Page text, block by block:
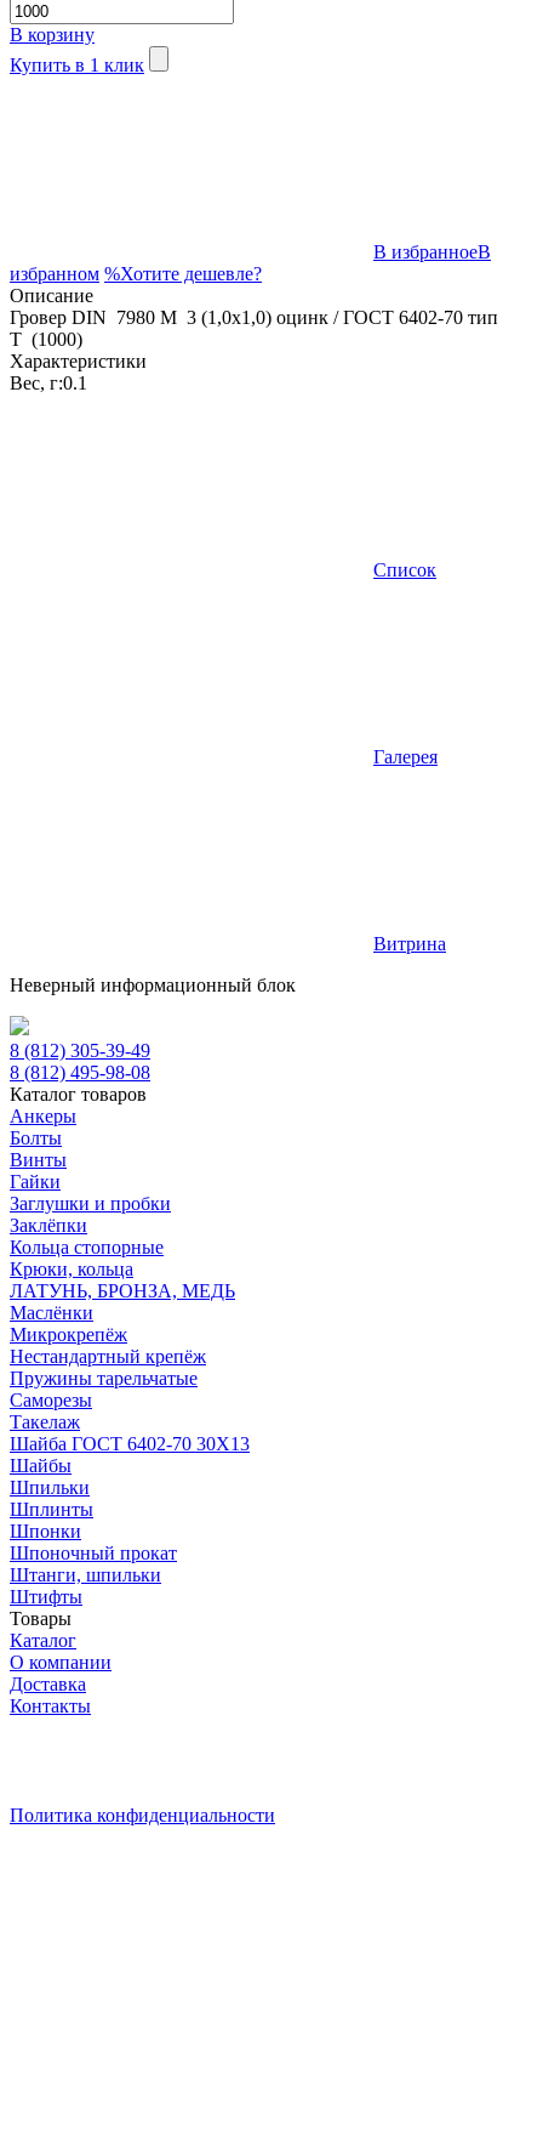
В корзину
Купить в 1 клик
В избранноеВ
избранном %Хотите дешевле?
Описание
Гровер DIN 7980 M 3 (1,0x1,0) оцинк / ГОСТ 6402-70 тип
Т (1000)
Характеристики
Вес, г:0.1
Список
Галерея
Витрина
Неверный информационный блок
8 (812) 305-39-49
8 (812) 495-98-08
Каталог товаров
Анкеры
Болты
Винты
Гайки
Заглушки и пробки
Заклёпки
Кольца стопорные
Крюки, кольца
ЛАТУНЬ, БРОНЗА, МЕДЬ
Маслёнки
Микрокрепёж
Нестандартный крепёж
Пружины тарельчатые
Саморезы
Такелаж
Шайба ГОСТ 6402-70 30Х13
Шайбы
Шпильки
Шплинты
Шпонки
Шпоночный прокат
Штанги, шпильки
Штифты
Товары
Каталог
О компании
Доставка
Контакты
Политика конфиденциальности